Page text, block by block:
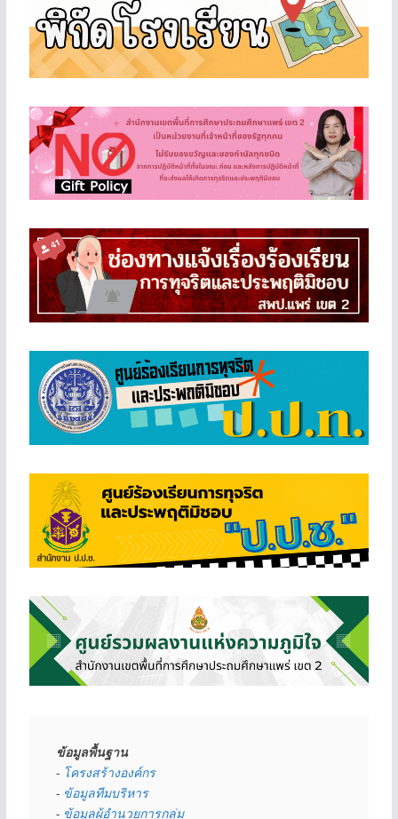
ข้อมูลพื้นฐาน
- โครงสร้างองค์กร
- ข้อมูลทีมบริหาร
- ข้อมูลผู้อำนวยการกลุ่ม